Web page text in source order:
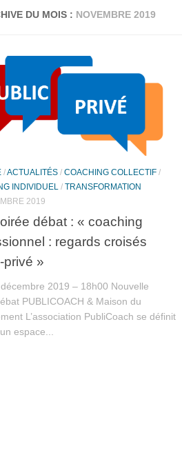
DU MOIS : NOVEMBRE 2019
/ACTUALITÉS / COACHING COLLECTIF /
INDIVIDUEL / TRANSFORMATION
2019
débat : « coaching
: regards croisés
privé »
2019 – 18h00 Nouvelle
PUBLICOACH & Maison du
L’association PubliCoach se définit
espace...